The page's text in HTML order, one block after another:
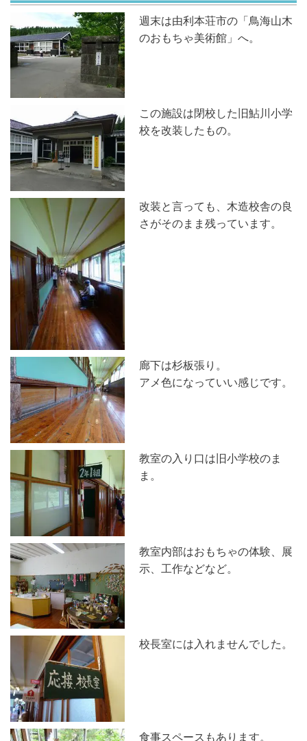
週末は由利本荘市の「鳥海山木
のおもちゃ美術館」へ。
この施設は閉校した旧鮎川小学
校を改装したもの。
改装と言っても、木造校舎の良
さがそのまま残っています。
廊下は杉板張り。
アメ色になっていい感じです。
教室の入り口は旧小学校のま
ま。
教室内部はおもちゃの体験、展
示、工作などなど。
校長室には入れませんでした。
食事スペースもあります。